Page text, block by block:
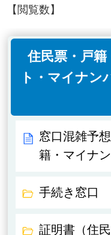
【閲覧数】
住民票・戸
ト・マイナン
窓口混雑予
籍・マイナン
手続き窓口
証明書（住